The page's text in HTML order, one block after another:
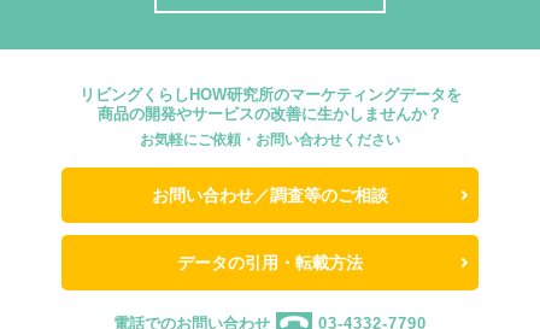
リビングくらしHOW研究所のマーケティングデータを
商品の開発やサービスの改善に生かしませんか？
お気軽にご依頼・お問い合わせください
お問い合わせ／調査等のご相談
データの引用・転載方法
電話でのお問い合わせ 03-4332-7790